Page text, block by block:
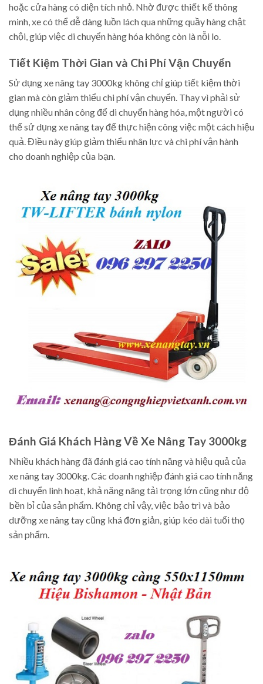
hoặc cửa hàng có diện tích nhỏ. Nhờ được thiết kế thông
minh, xe có thể dễ dàng luồn lách qua những quầy hàng chật
chội, giúp việc di chuyển hàng hóa không còn là nỗi lo.
Tiết Kiệm Thời Gian và Chi Phí Vận Chuyển
Sử dụng xe nâng tay 3000kg không chỉ giúp tiết kiệm thời
gian mà còn giảm thiểu chi phí vận chuyển. Thay vì phải sử
dụng nhiều nhân công để di chuyển hàng hóa, một người có
thể sử dụng xe nâng tay để thực hiện công việc một cách hiệu
quả. Điều này giúp giảm thiểu nhân lực và chi phí vận hành
cho doanh nghiệp của bạn.
Đánh Giá Khách Hàng Về Xe Nâng Tay 3000kg
Nhiều khách hàng đã đánh giá cao tính năng và hiệu quả của
xe nâng tay 3000kg. Các doanh nghiệp đánh giá cao tính năng
di chuyển linh hoạt, khả năng nâng tải trọng lớn cũng như độ
bền bỉ của sản phẩm. Không chỉ vậy, việc bảo trì và bảo
dưỡng xe nâng tay cũng khá đơn giản, giúp kéo dài tuổi thọ
sản phẩm.